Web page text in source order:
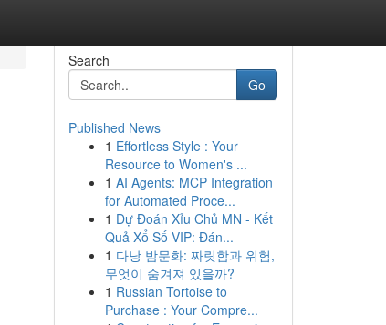
Search
Go
Published News
1 Effortless Style : Your
Resource to Women's ...
1 AI Agents: MCP Integration
for Automated Proce...
1 Dự Đoán Xỉu Chủ MN - Kết
Quả Xổ Số VIP: Đán...
1 다낭 밤문화: 짜릿함과 위험,
무엇이 숨겨져 있을까?
1 Russian Tortoise to
Purchase : Your Compre...